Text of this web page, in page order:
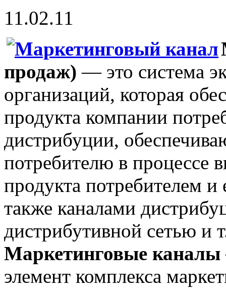
11.02.11
продаж) — это система
организаций, которая
продукта компании
дистрибуции,
потребителю в процессе
продукта потребителем и
также каналами
дистрибутивной сетью и
Маркетинговые каналы
элемент комплекса